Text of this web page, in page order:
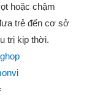
hoặc chậm
trẻ đến cơ sở
trị kịp thời.